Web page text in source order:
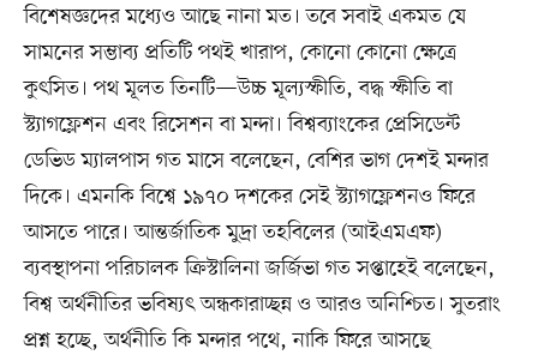
বিশেষজ্ঞদের মধ্যেও আছে নানা মত। তবে সবাই একমত যে
সামনের সম্ভাব্য প্রতিটি পথই খারাপ, কোনো কোনো ক্ষেত্রে
কুৎসিত। পথ মূলত তিনটি—উচ্চ মূল্যস্ফীতি, বদ্ধ স্ফীতি বা
স্ট্যাগফ্লেশন এবং রিসেশন বা মন্দা। বিশ্বব্যাংকের প্রেসিডেন্ট
ডেভিড ম্যালপাস গত মাসে বলেছেন, বেশির ভাগ দেশই মন্দার
দিকে। এমনকি বিশ্বে ১৯৭০ দশকের সেই স্ট্যাগফ্লেশনও ফিরে
আসতে পারে। আন্তর্জাতিক মুদ্রা তহবিলের (আইএমএফ)
ব্যবস্থাপনা পরিচালক ক্রিস্টালিনা জর্জিভা গত সপ্তাহেই বলেছেন,
বিশ্ব অর্থনীতির ভবিষ্যৎ অন্ধকারাচ্ছন্ন ও আরও অনিশ্চিত। সুতরাং
প্রশ্ন হচ্ছে, অর্থনীতি কি মন্দার পথে, নাকি ফিরে আসছে